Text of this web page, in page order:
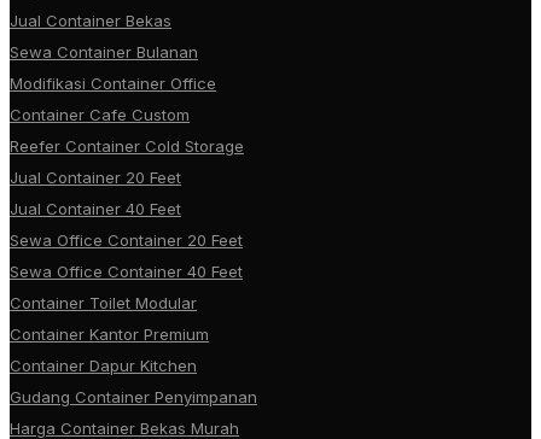
Jual Container Bekas
Sewa Container Bulanan
Modifikasi Container Office
Container Cafe Custom
Reefer Container Cold Storage
Jual Container 20 Feet
Jual Container 40 Feet
Sewa Office Container 20 Feet
Sewa Office Container 40 Feet
Container Toilet Modular
Container Kantor Premium
Container Dapur Kitchen
Gudang Container Penyimpanan
Harga Container Bekas Murah